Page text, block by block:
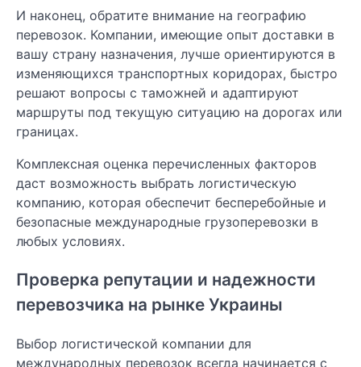
И наконец, обратите внимание на географию
перевозок. Компании, имеющие опыт доставки в
вашу страну назначения, лучше ориентируются в
изменяющихся транспортных коридорах, быстро
решают вопросы с таможней и адаптируют
маршруты под текущую ситуацию на дорогах или
границах.
Комплексная оценка перечисленных факторов
даст возможность выбрать логистическую
компанию, которая обеспечит бесперебойные и
безопасные международные грузоперевозки в
любых условиях.
Проверка репутации и надежности
перевозчика на рынке Украины
Выбор логистической компании для
международных перевозок всегда начинается с